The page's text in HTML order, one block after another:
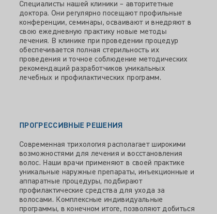
Специалисты нашей клиники – авторитетные
доктора. Они регулярно посещают профильные
конференции, семинары, осваивают и внедряют в
свою ежедневную практику новые методы
лечения. В клинике при проведении процедур
обеспечивается полная стерильность их
проведения и точное соблюдение методических
рекомендаций разработчиков уникальных
лечебных и профилактических программ.
ПРОГРЕССИВНЫЕ РЕШЕНИЯ
Современная трихология располагает широкими
возможностями для лечения и восстановления
волос. Наши врачи применяют в своей практике
уникальные наружные препараты, инъекционные и
аппаратные процедуры, подбирают
профилактические средства для ухода за
волосами. Комплексные индивидуальные
программы, в конечном итоге, позволяют добиться